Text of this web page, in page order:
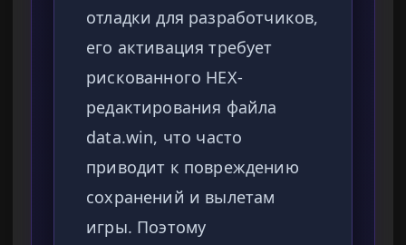
отладки для разработчиков,
его активация требует
рискованного HEX-
редактирования файла
data.win, что часто
приводит к повреждению
сохранений и вылетам
игры. Поэтому